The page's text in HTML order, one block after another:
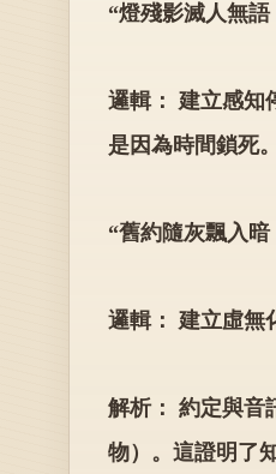
“燈殘影滅人無
邏輯： 建立感知
是因為時間鎖死。
“舊約隨灰飄入
邏輯： 建立虛無
解析： 約定與音
物）。這證明了